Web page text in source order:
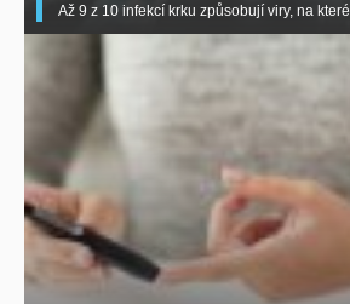
Až 9 z 10 infekcí krku způsobují viry, na